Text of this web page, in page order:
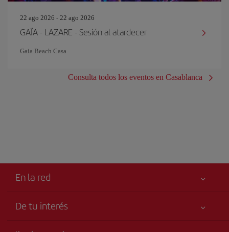
22 ago 2026 - 22 ago 2026
GAÏA - LAZARE - Sesión al atardecer
Gaia Beach Casa
Consulta todos los eventos en Casablanca
En la red
De tu interés